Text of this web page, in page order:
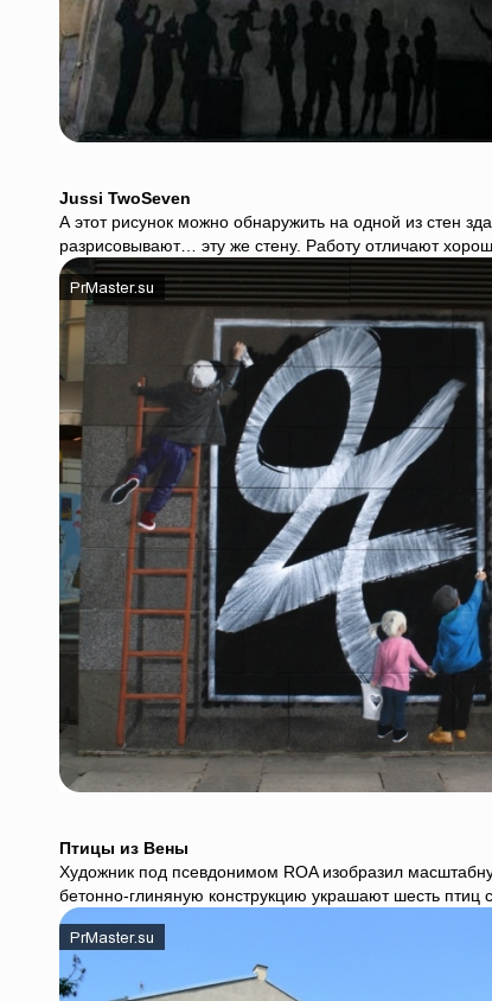
Jussi TwoSeven
А этот рисунок можно обнаружить на одной из стен
разрисовывают… эту же стену. Работу отличают
Птицы из Вены
Художник под псевдонимом ROA изобразил
бетонно-глиняную конструкцию украшают шесть